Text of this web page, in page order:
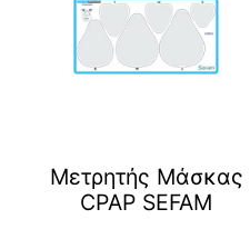
Μετρητής Μάσκας
CPAP SEFAM